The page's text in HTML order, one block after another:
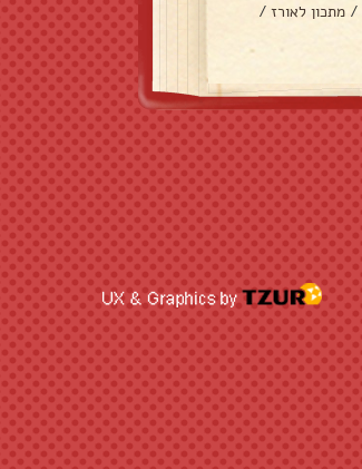
/ מתכון לאורז /